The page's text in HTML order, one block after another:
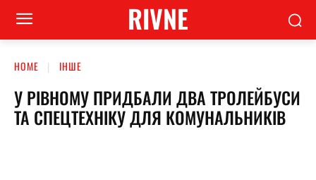
RIVNE
HOME ІНШЕ
У РІВНОМУ ПРИДБАЛИ ДВА ТРОЛЕЙБУСИ
ТА СПЕЦТЕХНІКУ ДЛЯ КОМУНАЛЬНИКІВ